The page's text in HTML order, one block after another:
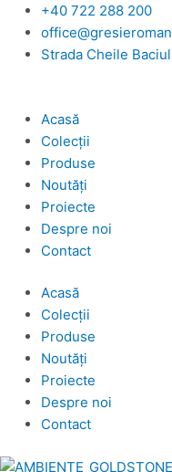
Skip
content
+40 722 288 200
Strada Cheile
Acasă
Colecții
Produse
Noutăți
Proiecte
Despre noi
Contact
Acasă
Colecții
Produse
Noutăți
Proiecte
Despre noi
Contact